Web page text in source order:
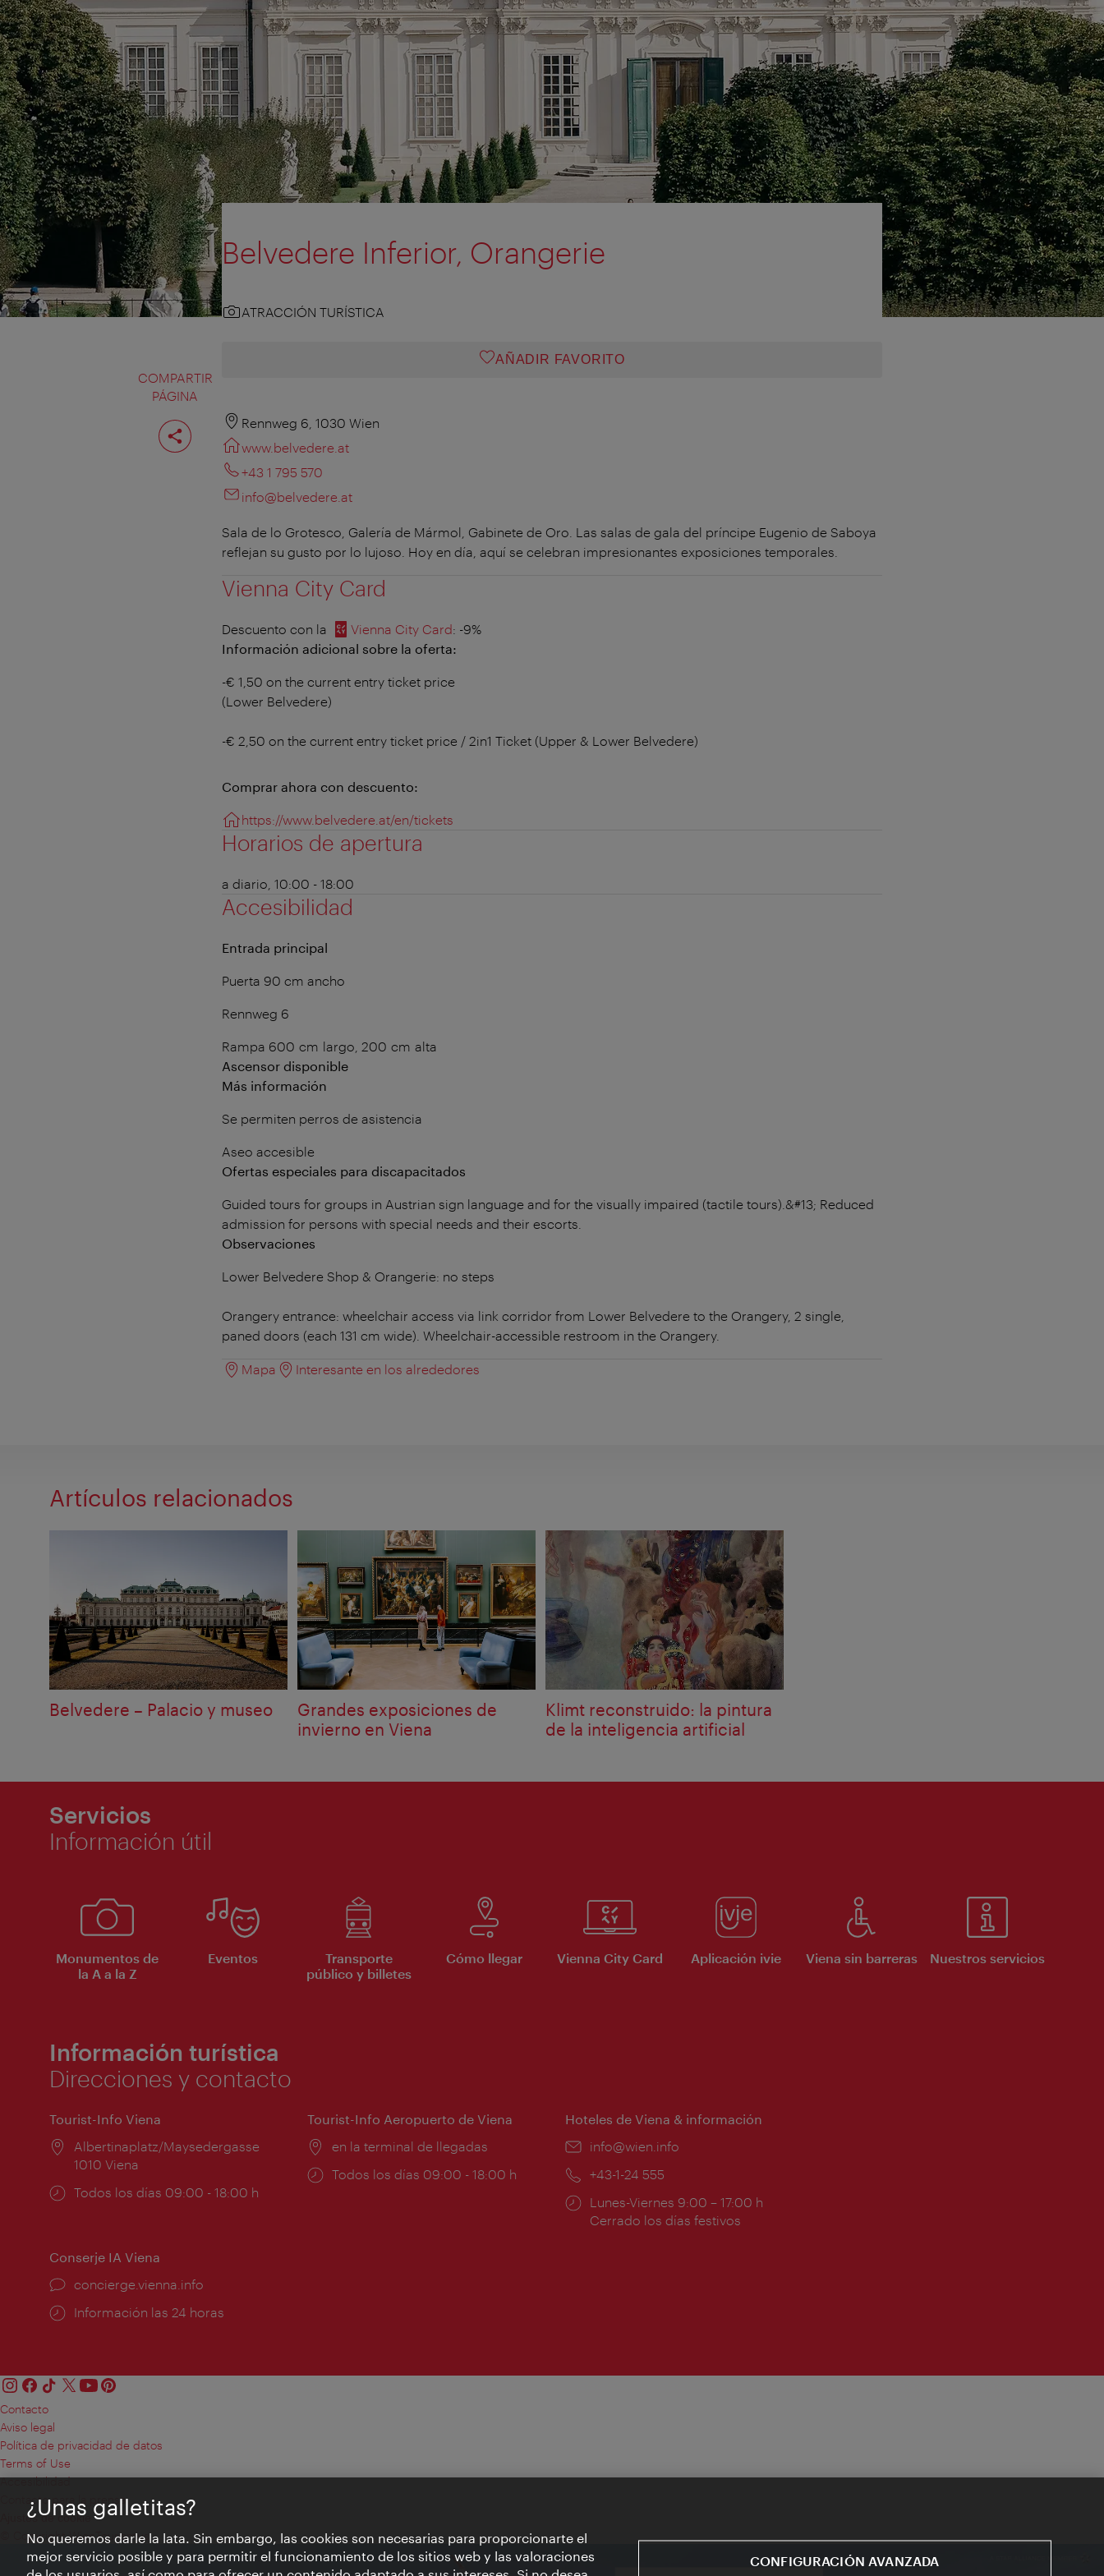
COMPARTIR
PÁGINA
Compartir
página
Belvedere Inferior, Orangerie
ATRACCIÓN TURÍSTICA
AÑADIR FAVORITO
Rennweg 6, 1030 Wien
www.belvedere.at
+43 1 795 570
info@belvedere.at
Sala de lo Grotesco, Galería de Mármol, Gabinete de Oro. Las salas de gala del príncipe Eugenio de Saboya
reflejan su gusto por lo lujoso. Hoy en día, aquí se celebran impresionantes exposiciones temporales.
Vienna City Card
Descuento con la Vienna City Card: -9%
Información adicional sobre la oferta:
-€ 1,50 on the current entry ticket price
(Lower Belvedere)
-€ 2,50 on the current entry ticket price / 2in1 Ticket (Upper & Lower Belvedere)
Comprar ahora con descuento:
https://www.belvedere.at/en/tickets
Horarios de apertura
a diario, 10:00 - 18:00
Accesibilidad
Entrada principal
Puerta 90 cm ancho
Rennweg 6
Rampa 600 cm largo, 200 cm alta
Ascensor disponible
Más información
Se permiten perros de asistencia
Aseo accesible
Ofertas especiales para discapacitados
Guided tours for groups in Austrian sign language and for the visually impaired (tactile tours).&#13; Reduced
admission for persons with special needs and their escorts.
Observaciones
Lower Belvedere Shop & Orangerie: no steps
Orangery entrance: wheelchair access via link corridor from Lower Belvedere to the Orangery, 2 single,
paned doors (each 131 cm wide). Wheelchair-accessible restroom in the Orangery.
Mapa Interesante en los alrededores
Artículos relacionados
Belvedere – Palacio y museo
Grandes exposiciones de
invierno en Viena
Klimt reconstruido: la pintura
de la inteligencia artificial
Servicios
Información útil
Monumentos de
la A a la Z
Eventos
Transporte
público y billetes
Cómo llegar Vienna City Card Aplicación ivie Viena sin barreras Nuestros servicios
Información turística
Direcciones y contacto
Tourist-Info Viena
Lugar:
Albertinaplatz/Maysedergasse
1010 Viena
Horarios
Todos los días 09:00 - 18:00 h
Tourist-Info Aeropuerto de Viena
Lugar:
en la terminal de llegadas
Horarios
Todos los días 09:00 - 18:00 h
Hoteles de Viena & información
e-
info@wien.info
Teléfono:
+43-1-24 555
Horarios
de
Lunes-Viernes 9:00 – 17:00 h
Cerrado los días festivos
Conserje IA Viena
concierge.vienna.info
Información las 24 horas
Contacto
Aviso legal
Política de privacidad de datos
Terms of Use
Accesibilidad
Contacto para la prensa
Ajustes de cookie
© Copyright WienTourismus
¿Unas galletitas?
No queremos darle la lata. Sin embargo, las cookies son necesarias para proporcionarte el
mejor servicio posible y para permitir el funcionamiento de los sitios web y las valoraciones
CONFIGURACIÓN AVANZADA